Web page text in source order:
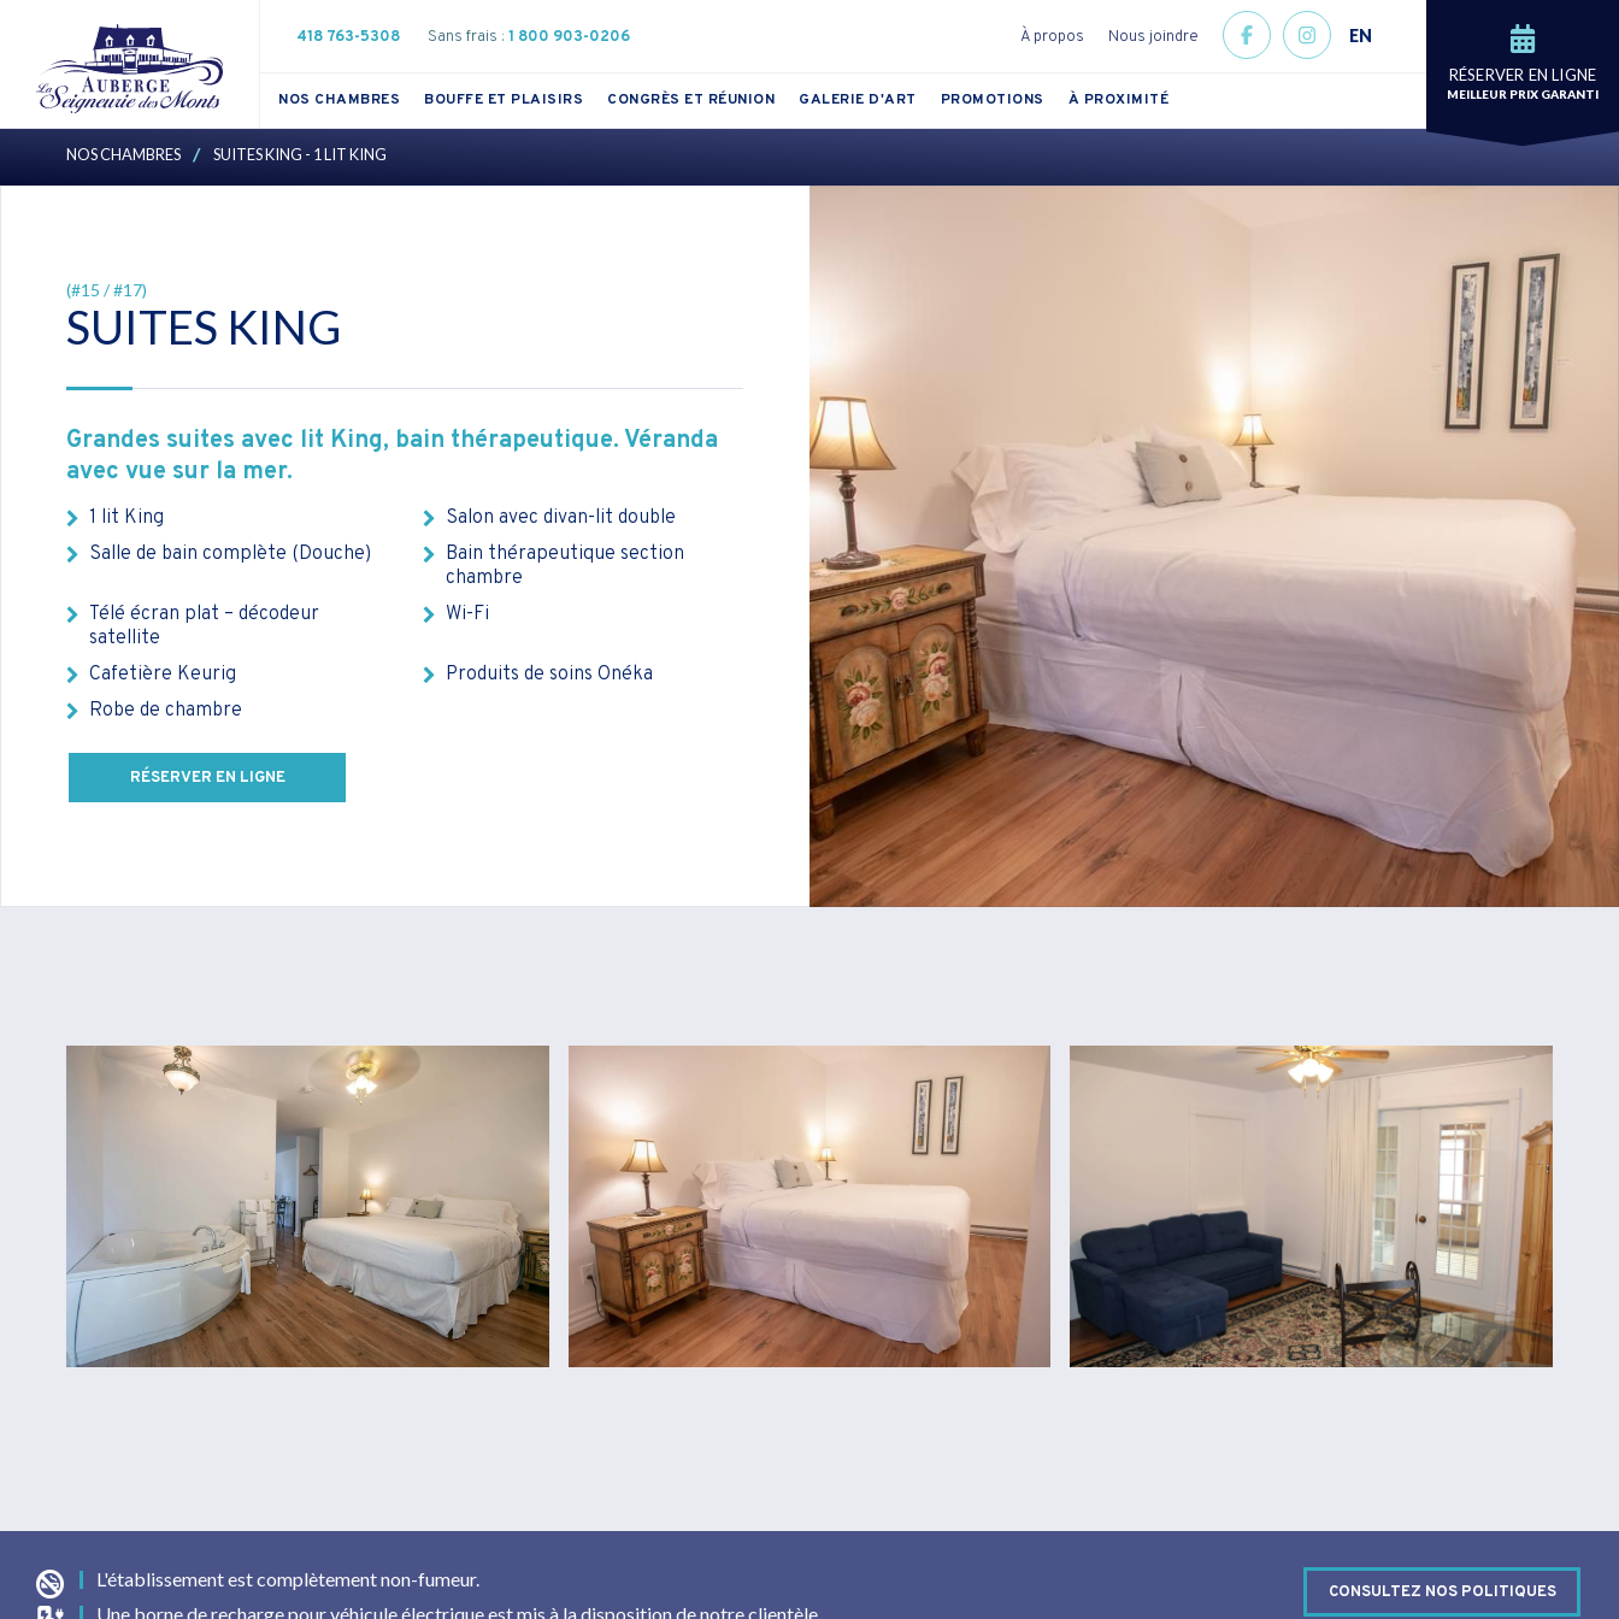
418 763-5308 Sans frais : 1 800 903-0206 À propos Nous joindre EN
NOS CHAMBRES BOUFFE ET PLAISIRS CONGRÈS ET RÉUNION GALERIE D'ART PROMOTIONS À PROXIMITÉ
RÉSERVER EN LIGNE
MEILLEUR PRIX GARANTI
NOS CHAMBRES / SUITES KING - 1 LIT KING
(#15 / #17)
SUITES KING
Grandes suites avec lit King, bain thérapeutique. Véranda
avec vue sur la mer.
1 lit King
Salon avec divan-lit double
Salle de bain complète (Douche)
Bain thérapeutique section
chambre
Télé écran plat – décodeur
satellite
Wi-Fi
Cafetière Keurig
Produits de soins Onéka
Robe de chambre
RÉSERVER EN LIGNE
L'établissement est complètement non-fumeur.
Une borne de recharge pour véhicule électrique est mis à la disposition de notre clientèle.
CONSULTEZ NOS POLITIQUES